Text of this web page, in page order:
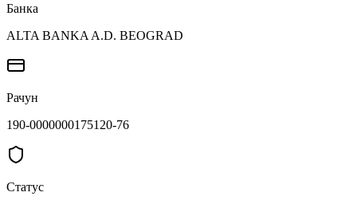
Банка
ALTA BANKA A.D. BEOGRAD
Рачун
190-0000000175120-76
Статус